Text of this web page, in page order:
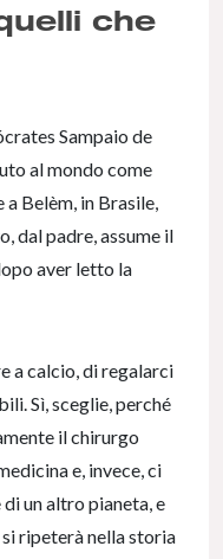
che
Sampaio de
al mondo come
Belèm, in Brasile,
dal padre, assume il
aver letto la
a calcio, di regalarci
Sì, sceglie, perché
il chirurgo
e, invece, ci
un altro pianeta, e
ripeterà nella storia